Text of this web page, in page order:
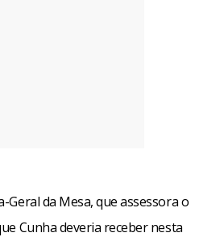
Geral da Mesa, que assessora o
Cunha deveria receber nesta